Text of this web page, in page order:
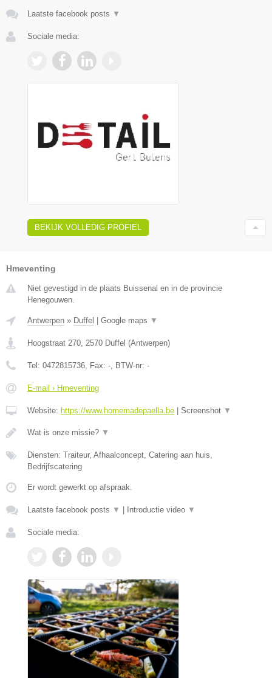
Laatste facebook posts ▼
Sociale media:
BEKIJK VOLLEDIG PROFIEL
Hmeventing
Niet gevestigd in de plaats Buissenal en in de provincie
Henegouwen.
Antwerpen » Duffel Google maps ▼
Hoogstraat 270, 2570 Duffel (Antwerpen)
Tel: 0472815736, Fax: -, BTW-nr: -
E-mail › Hmeventing
Website: https://www.homemadepaella.be Screenshot ▼
Wat is onze missie? ▼
Diensten: Traiteur, Afhaalconcept, Catering aan huis,
Bedrijfscatering
Er wordt gewerkt op afspraak.
Laatste facebook posts ▼ Introductie video ▼
Sociale media: